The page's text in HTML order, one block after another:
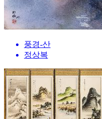
풍경-산
정상복